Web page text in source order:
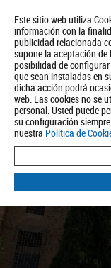
Este sitio web utiliza
información con la
publicidad relacionada
supone la aceptación
posibilidad de
que sean instaladas en
dicha acción podrá
web. Las cookies no se
personal. Usted puede
su configuración
nuestra Política de
About us Tourism